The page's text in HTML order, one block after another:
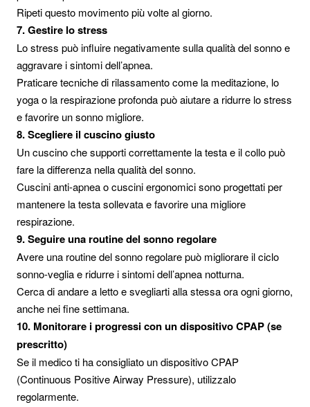
Ripeti questo movimento più volte al giorno.
7. Gestire lo stress
Lo stress può influire negativamente sulla qualità del sonno e
aggravare i sintomi dell’apnea.
Praticare tecniche di rilassamento come la meditazione, lo
yoga o la respirazione profonda può aiutare a ridurre lo stress
e favorire un sonno migliore.
8. Scegliere il cuscino giusto
Un cuscino che supporti correttamente la testa e il collo può
fare la differenza nella qualità del sonno.
Cuscini anti-apnea o cuscini ergonomici sono progettati per
mantenere la testa sollevata e favorire una migliore
respirazione.
9. Seguire una routine del sonno regolare
Avere una routine del sonno regolare può migliorare il ciclo
sonno-veglia e ridurre i sintomi dell’apnea notturna.
Cerca di andare a letto e svegliarti alla stessa ora ogni giorno,
anche nei fine settimana.
10. Monitorare i progressi con un dispositivo CPAP (se
prescritto)
Se il medico ti ha consigliato un dispositivo CPAP
(Continuous Positive Airway Pressure), utilizzalo
regolarmente.